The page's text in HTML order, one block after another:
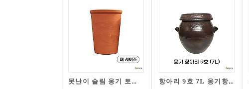
못난이 슬림 옹기 토분 대/B급상품/한정특가 항아리 9호 7L 옹기항아리 전통항아리 옹기 김치독 쌀독 소금 된장 고추장 나라아트